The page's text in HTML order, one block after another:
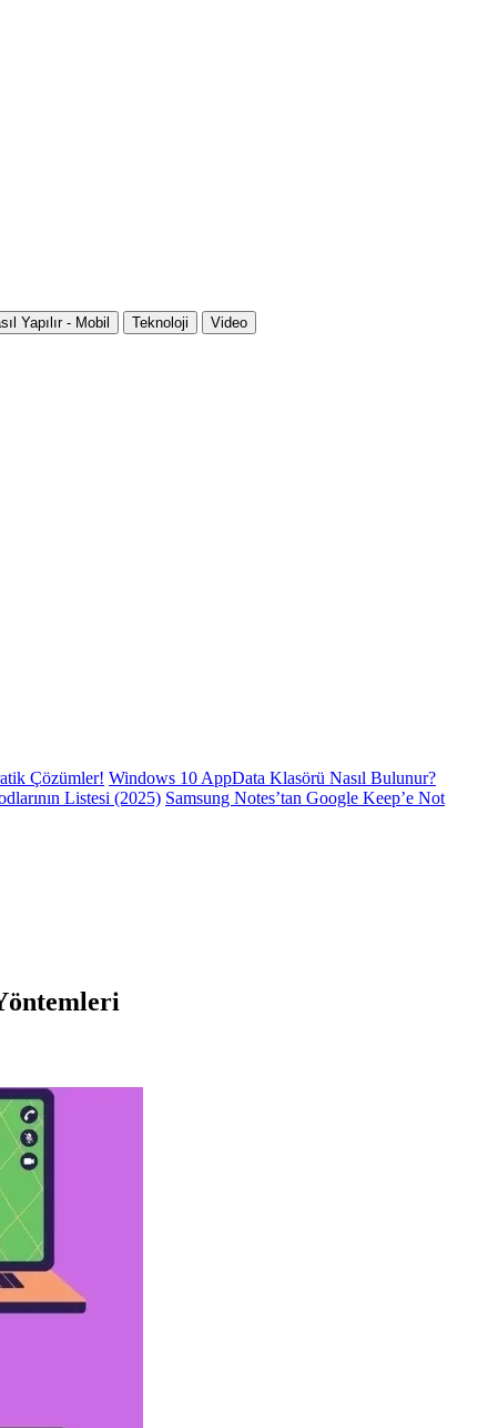
Yapılır - Mobil Teknoloji
Video
Çözümler! Windows 10 AppData Klasörü Nasıl Bulunur?
Listesi (2025) Samsung Notes’tan Google Keep’e Not